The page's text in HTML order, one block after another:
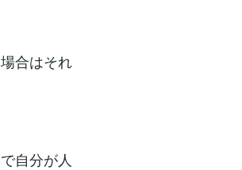
合はそれ
自分が人